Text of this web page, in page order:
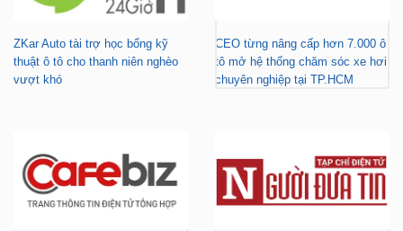
ZKar Auto tài trợ học bổng kỹ
thuật ô tô cho thanh niên nghèo
vượt khó
CEO từng nâng cấp hơn 7.000 ô
tô mở hệ thống chăm sóc xe hơi
chuyên nghiệp tại TP.HCM